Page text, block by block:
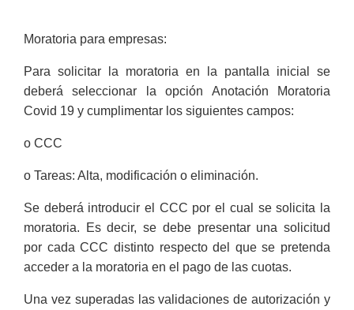
Moratoria para empresas:
Para solicitar la moratoria en la pantalla inicial se
deberá seleccionar la opción Anotación Moratoria
Covid 19 y cumplimentar los siguientes campos:
o CCC
o Tareas: Alta, modificación o eliminación.
Se deberá introducir el CCC por el cual se solicita la
moratoria. Es decir, se debe presentar una solicitud
por cada CCC distinto respecto del que se pretenda
acceder a la moratoria en el pago de las cuotas.
Una vez superadas las validaciones de autorización y